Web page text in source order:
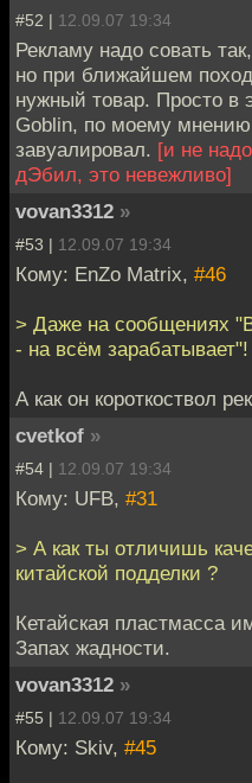
#52 | 12.09.07 19:34
Рекламу надо совать
но при ближайшем
нужный товар. Просто в
Goblin, по моему
завуалировал. [и не
дЭбил, это невежливо]
vovan3312 »
#53 | 12.09.07 19:34
Кому: EnZo Matrix, #46
> Даже на сообщениях
- на всём зарабатывает"!
А как он короткоствол
cvetkof »
#54 | 12.09.07 19:34
Кому: UFB, #31
> А как ты отличишь
китайской подделки ?
Кетайская пластмасса
Запах жадности.
vovan3312 »
#55 | 12.09.07 19:34
Кому: Skiv, #45